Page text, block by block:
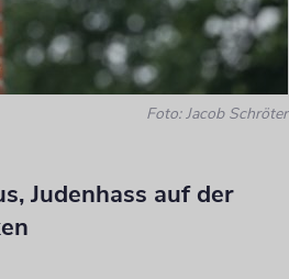
Foto: Jacob Schröter
Judenhass auf der